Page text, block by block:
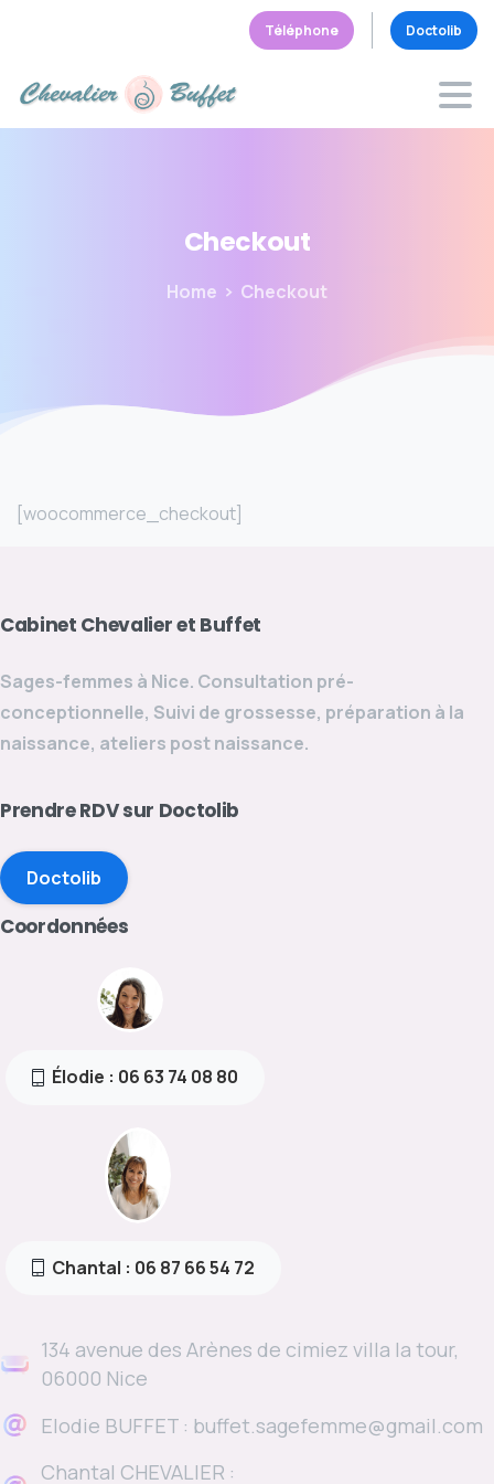
Téléphone Doctolib
Checkout
Home Checkout
[woocommerce_checkout]
Cabinet Chevalieret Buffet
Sages-femmes à Nice. Consultation pré-
conceptionnelle, Suivi de grossesse, préparation à la
naissance, ateliers post naissance.
PrendreRDVsur Doctolib
Doctolib
Coordonnées
Élodie : 06 63 74 08 80
Chantal : 06 87 66 54 72
134 avenue des Arènes de cimiez villa la tour,
06000 Nice
Elodie BUFFET : buffet.sagefemme@gmail.com
Chantal CHEVALIER :